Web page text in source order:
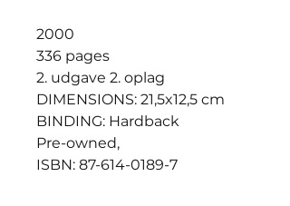
2000
336 pages
2. udgave 2. oplag
DIMENSIONS: 21,5x12,5 cm
BINDING: Hardback
Pre-owned,
ISBN: 87-614-0189-7